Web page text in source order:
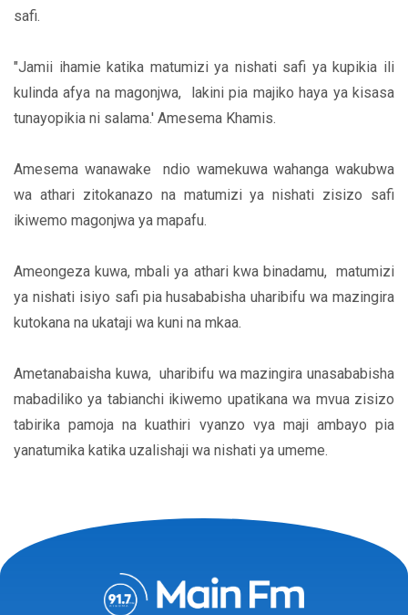
safi.
"Jamii ihamie katika matumizi ya nishati safi ya kupikia ili
kulinda afya na magonjwa, lakini pia majiko haya ya kisasa
tunayopikia ni salama.' Amesema Khamis.
Amesema wanawake ndio wamekuwa wahanga wakubwa
wa athari zitokanazo na matumizi ya nishati zisizo safi
ikiwemo magonjwa ya mapafu.
Ameongeza kuwa, mbali ya athari kwa binadamu, matumizi
ya nishati isiyo safi pia husababisha uharibifu wa mazingira
kutokana na ukataji wa kuni na mkaa.
Ametanabaisha kuwa, uharibifu wa mazingira unasababisha
mabadiliko ya tabianchi ikiwemo upatikana wa mvua zisizo
tabirika pamoja na kuathiri vyanzo vya maji ambayo pia
yanatumika katika uzalishaji wa nishati ya umeme.